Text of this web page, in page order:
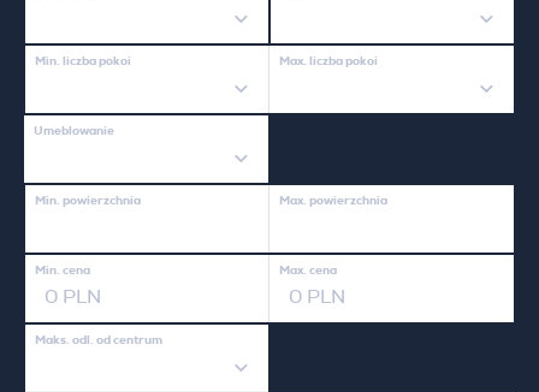
Min. liczba pokoi Max. liczba pokoi
Umeblowanie
Min. powierzchnia Max. powierzchnia
Min. cena Max. cena
Maks. odl. od centrum